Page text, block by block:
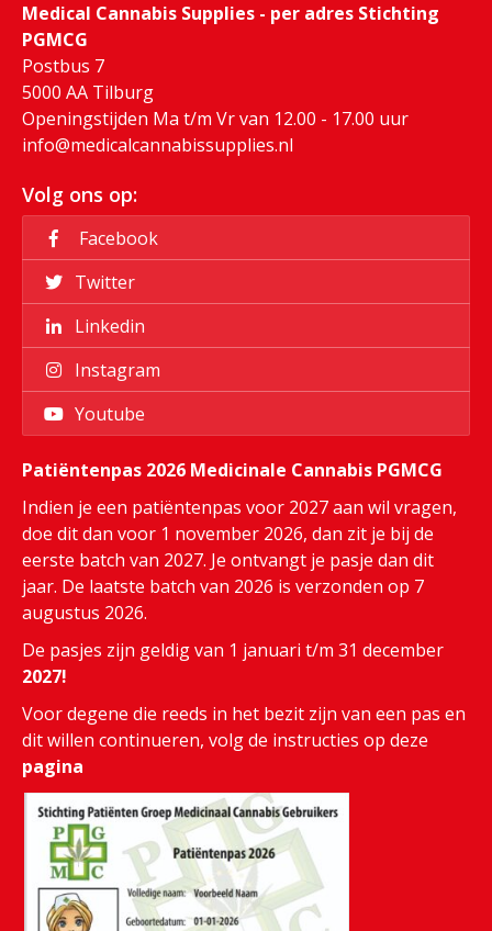
Medical Cannabis Supplies - per adres Stichting
PGMCG
Postbus 7
5000 AA Tilburg
Openingstijden Ma t/m Vr van 12.00 - 17.00 uur
info@medicalcannabissupplies.nl
Volg ons op:
Facebook
Twitter
Linkedin
Instagram
Youtube
Patiëntenpas 2026 Medicinale Cannabis PGMCG
Indien je een patiëntenpas voor 2027 aan wil vragen,
doe dit dan voor 1 november 2026, dan zit je bij de
eerste batch van 2027. Je ontvangt je pasje dan dit
jaar. De laatste batch van 2026 is verzonden op 7
augustus 2026.
De pasjes zijn geldig van 1 januari t/m 31 december
2027!
Voor degene die reeds in het bezit zijn van een pas en
dit willen continueren, volg de instructies op deze
pagina